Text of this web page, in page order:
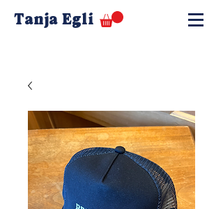
Tanja Egli